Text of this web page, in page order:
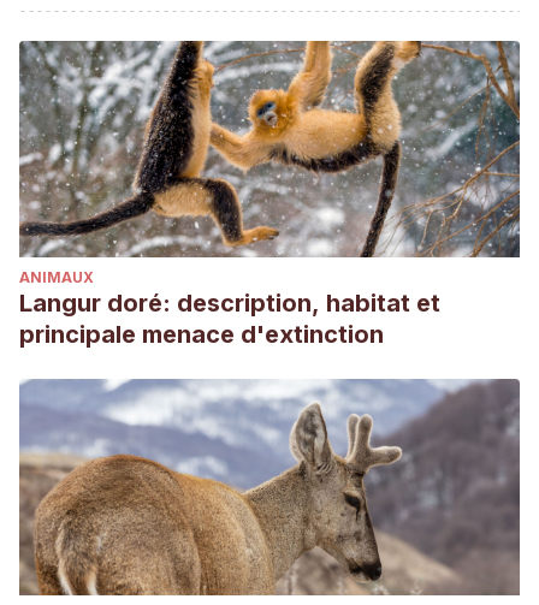
Llamativa presencia de zapateros (Pyrrhocoris apterus)
sobre los olivos. (s. f.). Junta de Andalucía. Recuperado 16
de marzo de 2023, de
https://www.juntadeandalucia.es/
presencia-de-zapateros-pyrrhocoris-apterus-sobre-los-
olivos-?inheritRedirect=false
Mata, L., Grosso-Silva, J. M., & Goula, M. (2013).
Pyrrhocoridae from the Iberian Peninsula (Hemiptera:
Heteroptera).
175-189.
Honek, A., Martinkova, Z., & Pekár, S. (2020). How climate
change affects the occurrence of a second generation in
the univoltine Pyrrhocoris apterus (Heteroptera:
Pyrrhocoridae).Ecological Entomology,45(5), 1172-1179.
ANIMAUX
Langur doré: description, habitat et
principale menace d'extinction